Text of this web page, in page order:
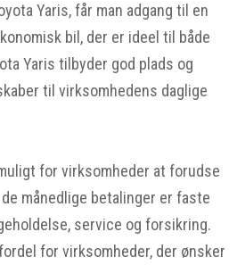
Yaris, får man adgang til en
bil, der er ideel til både
Yaris tilbyder god plads og
til virksomhedens daglige
for virksomheder at forudse
månedlige betalinger er faste
service og forsikring.
for virksomheder, der ønsker